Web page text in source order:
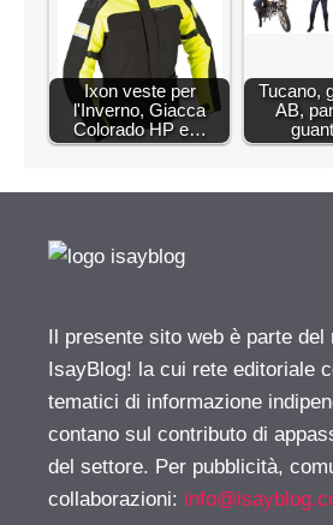
Ixon veste per
l'Inverno, Giacca
Colorado HP e…
Tucano,
AB,
Il presente sito web è parte del
IsayBlog! la cui rete editoriale
tematici di informazione
contano sul contributo di
del settore. Per pubblicità,
collaborazioni: